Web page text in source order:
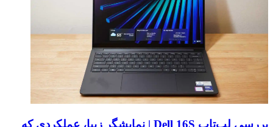
بررسی لپ‌تاپ Dell 16S | نمایشگر زیبا، عملکردی که